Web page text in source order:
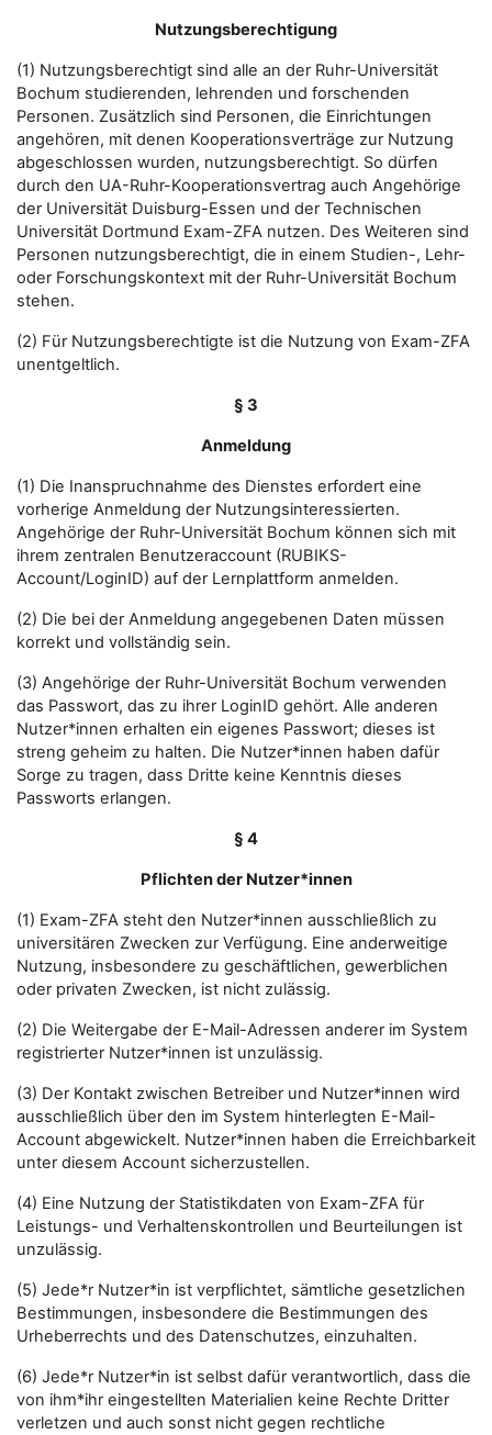
Nutzungsberechtigung
(1) Nutzungsberechtigt sind alle an der Ruhr-Universität
Bochum studierenden, lehrenden und forschenden
Personen. Zusätzlich sind Personen, die Einrichtungen
angehören, mit denen Kooperationsverträge zur Nutzung
abgeschlossen wurden, nutzungsberechtigt. So dürfen
durch den UA-Ruhr-Kooperationsvertrag auch Angehörige
der Universität Duisburg-Essen und der Technischen
Universität Dortmund Exam-ZFA nutzen. Des Weiteren sind
Personen nutzungsberechtigt, die in einem Studien-, Lehr-
oder Forschungskontext mit der Ruhr-Universität Bochum
stehen.
(2) Für Nutzungsberechtigte ist die Nutzung von Exam-ZFA
unentgeltlich.
§ 3
Anmeldung
(1) Die Inanspruchnahme des Dienstes erfordert eine
vorherige Anmeldung der Nutzungsinteressierten.
Angehörige der Ruhr-Universität Bochum können sich mit
ihrem zentralen Benutzeraccount (RUBIKS-
Account/LoginID) auf der Lernplattform anmelden.
(2) Die bei der Anmeldung angegebenen Daten müssen
korrekt und vollständig sein.
(3) Angehörige der Ruhr-Universität Bochum verwenden
das Passwort, das zu ihrer LoginID gehört. Alle anderen
Nutzer*innen erhalten ein eigenes Passwort; dieses ist
streng geheim zu halten. Die Nutzer*innen haben dafür
Sorge zu tragen, dass Dritte keine Kenntnis dieses
Passworts erlangen.
§ 4
Pflichten der Nutzer*innen
(1) Exam-ZFA steht den Nutzer*innen ausschließlich zu
universitären Zwecken zur Verfügung. Eine anderweitige
Nutzung, insbesondere zu geschäftlichen, gewerblichen
oder privaten Zwecken, ist nicht zulässig.
(2) Die Weitergabe der E-Mail-Adressen anderer im System
registrierter Nutzer*innen ist unzulässig.
(3) Der Kontakt zwischen Betreiber und Nutzer*innen wird
ausschließlich über den im System hinterlegten E-Mail-
Account abgewickelt. Nutzer*innen haben die Erreichbarkeit
unter diesem Account sicherzustellen.
(4) Eine Nutzung der Statistikdaten von Exam-ZFA für
Leistungs- und Verhaltenskontrollen und Beurteilungen ist
unzulässig.
(5) Jede*r Nutzer*in ist verpflichtet, sämtliche gesetzlichen
Bestimmungen, insbesondere die Bestimmungen des
Urheberrechts und des Datenschutzes, einzuhalten.
(6) Jede*r Nutzer*in ist selbst dafür verantwortlich, dass die
von ihm*ihr eingestellten Materialien keine Rechte Dritter
verletzen und auch sonst nicht gegen rechtliche